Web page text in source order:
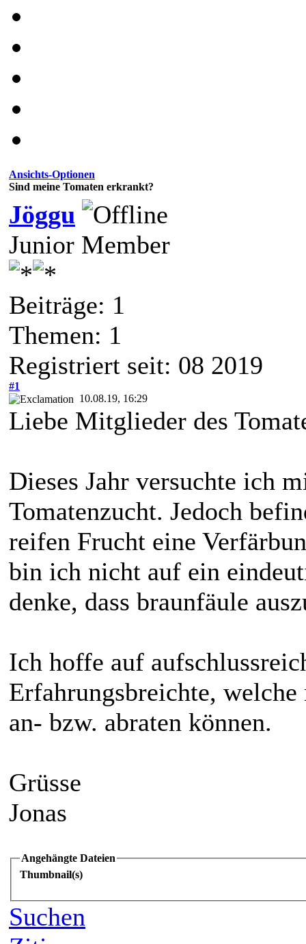
Ansichts-Optionen
Sind meine Tomaten erkrankt?
Jöggu
Junior Member
Beiträge: 1
Themen: 1
Registriert seit: 08 2019
#1
10.08.19, 16:29
Liebe Mitglieder des
Dieses Jahr versuchte ich
Tomatenzucht. Jedoch
reifen Frucht eine
bin ich nicht auf ein
denke, dass braunfäule
Ich hoffe auf
Erfahrungsbreichte,
an- bzw. abraten können.
Grüsse
Jonas
Angehängte Dateien
Thumbnail(s)
Suchen